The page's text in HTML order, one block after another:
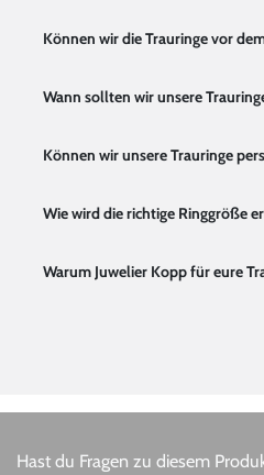
Können wir die Trauringe vor
Wann sollten wir unsere
Können wir unsere Trauringe
Wie wird die richtige Ringgröße
Warum Juwelier Kopp für eure
Hast du Fragen zu diesem